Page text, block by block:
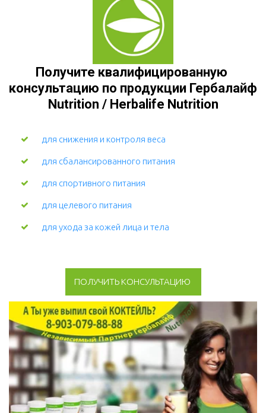
Получите квалифицированную
консультацию по продукции Гербалайф
Nutrition / Herbalife Nutrition
для снижения и контроля веса
для сбалансированного питания
для спортивного питания
для целевого питания
для ухода за кожей лица и тела
ПОЛУЧИТЬ КОНСУЛЬТАЦИЮ